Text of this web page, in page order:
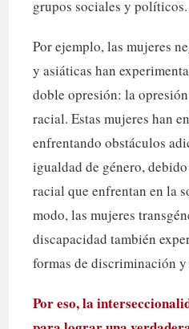
grupos sociales y políticos.
Por ejemplo, las mujeres
y asiáticas han
doble opresión: la
racial. Estas mujeres han
enfrentando obstáculos
igualdad de género,
racial que enfrentan en la
modo, las mujeres
discapacidad también
formas de discriminación
Por eso, la